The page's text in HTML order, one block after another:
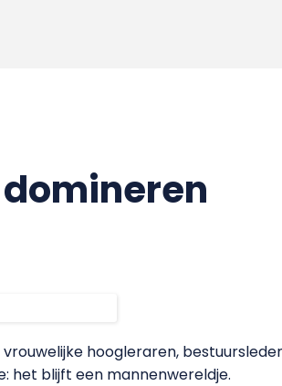
hoogleraren,
het blijft een mannenwereldje.